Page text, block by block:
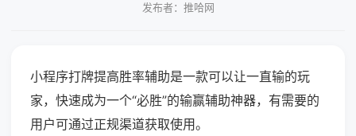
发布者：推哈网
小程序打牌提高胜率辅助是一款可以让一直输的玩
家，快速成为一个“必胜”的输赢辅助神器，有需要的
用户可通过正规渠道获取使用。